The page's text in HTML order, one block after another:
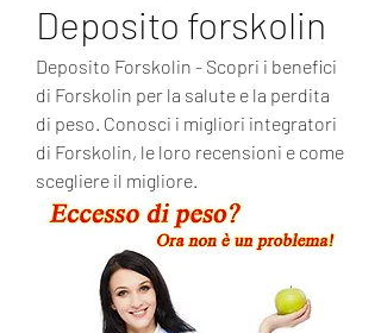
Deposito forskolin
Deposito Forskolin - Scopri i benefici
di Forskolin per la salute e la perdita
di peso. Conosci i migliori integratori
di Forskolin, le loro recensioni e come
scegliere il migliore.